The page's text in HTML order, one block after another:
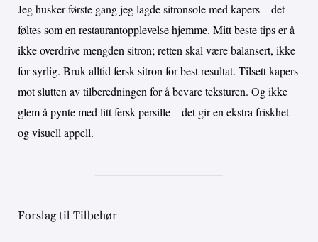
Jeg husker første gang jeg lagde sitronsole med kapers – det
føltes som en restaurantopplevelse hjemme. Mitt beste tips er å
ikke overdrive mengden sitron; retten skal være balansert, ikke
for syrlig. Bruk alltid fersk sitron for best resultat. Tilsett kapers
mot slutten av tilberedningen for å bevare teksturen. Og ikke
glem å pynte med litt fersk persille – det gir en ekstra friskhet
og visuell appell.
Forslag til Tilbehør